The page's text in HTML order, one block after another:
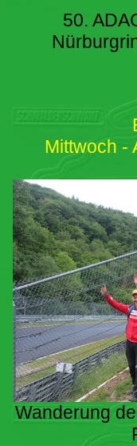
50.
Mittwoch -
Wanderung